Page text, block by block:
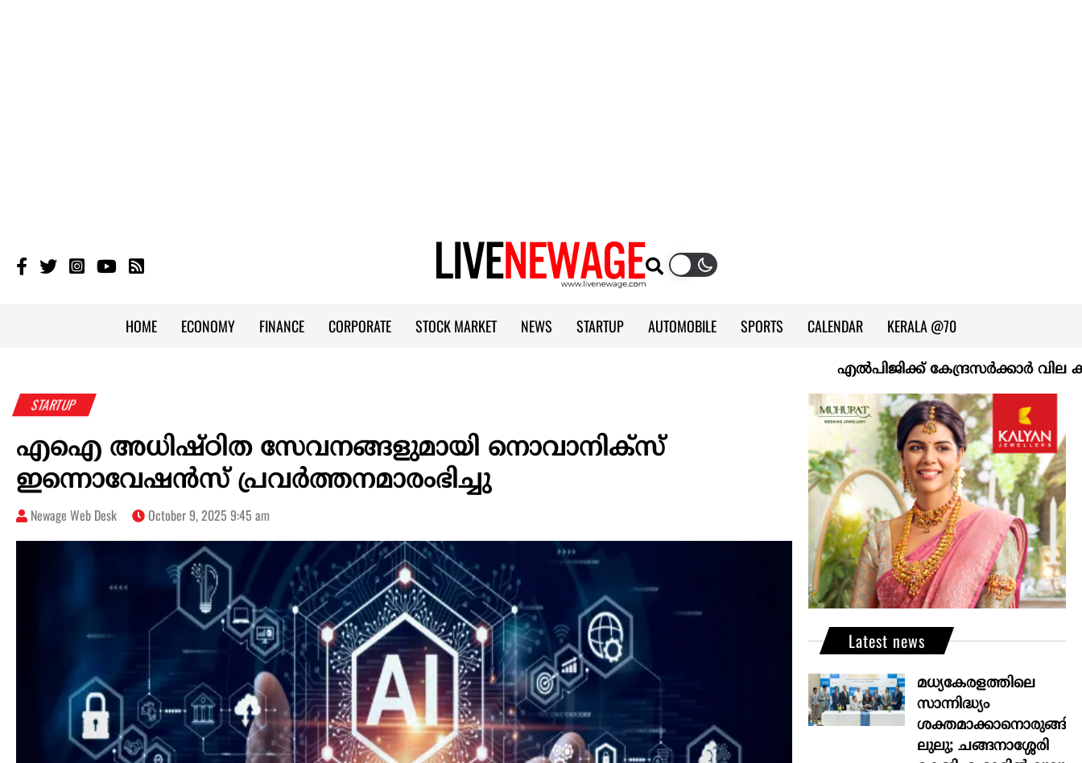
HOME ECONOMY FINANCE CORPORATE STOCK MARKET NEWS STARTUP AUTOMOBILE SPORTS CALENDAR KERALA @70
എല്‍പിജിക്ക് കേന്ദ്രസർക്കാർ വില
STARTUP
എഐ അധിഷ്ഠിത സേവനങ്ങളുമായി നൊവാനിക്സ്
ഇന്നൊവേഷന്‍സ് പ്രവര്‍ത്തനമാരംഭിച്ചു
Newage Web Desk October 9, 2025 9:45 am
Latest news
മധ്യകേരളത്തിലെ
സാന്നിദ്ധ്യം
ശക്തമാക്കാനൊരുങ്ങി
ലുലു; ചങ്ങനാശ്ശേരി